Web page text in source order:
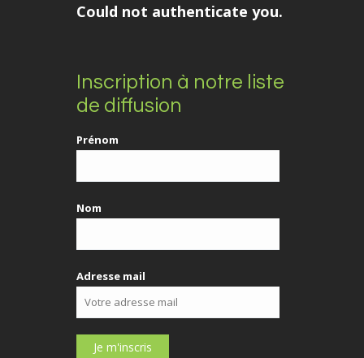
Could not authenticate you.
Inscription à notre liste
de diffusion
Prénom
Nom
Adresse mail